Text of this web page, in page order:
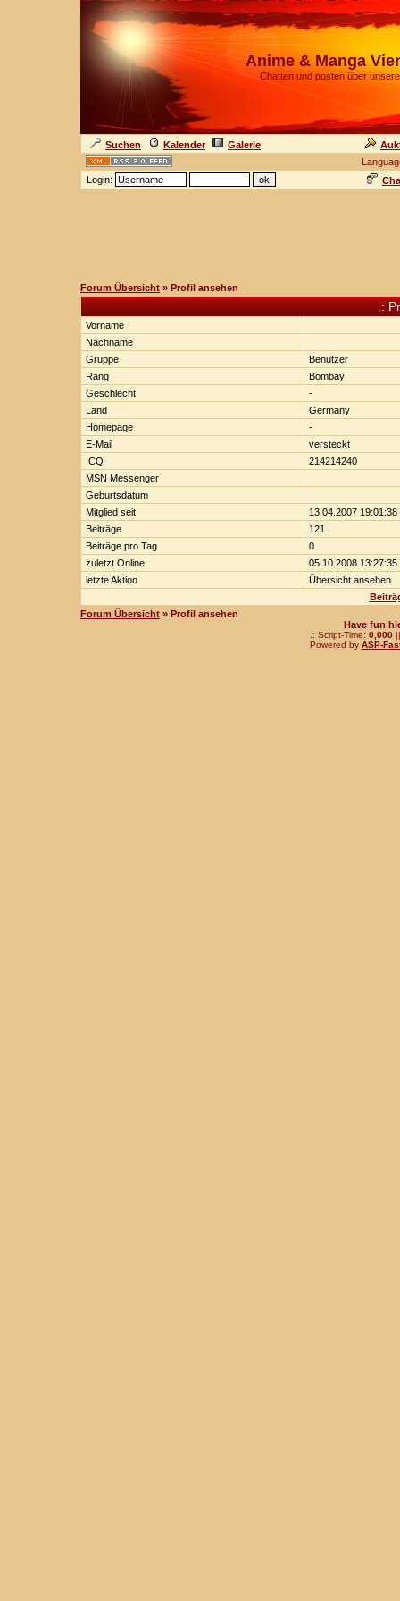
Anime & Manga
Chatten und posten über
Suchen Kalender Galerie
Login:
Forum Übersicht » Profil ansehen
.:
Vorname
Nachname
Gruppe
Benutzer
Rang
Bombay
Geschlecht
-
Land
Germany
Homepage
-
E-Mail
versteckt
ICQ
214214240
MSN Messenger
Geburtsdatum
Mitglied seit
13.04.2007 19:01:38
Beiträge
121
Beiträge pro Tag
0
zuletzt Online
05.10.2008 13:27:35
letzte Aktion
Übersicht ansehen
Forum Übersicht » Profil ansehen
Have fun
.: Script-Time: 0,000||
Powered by ASP-